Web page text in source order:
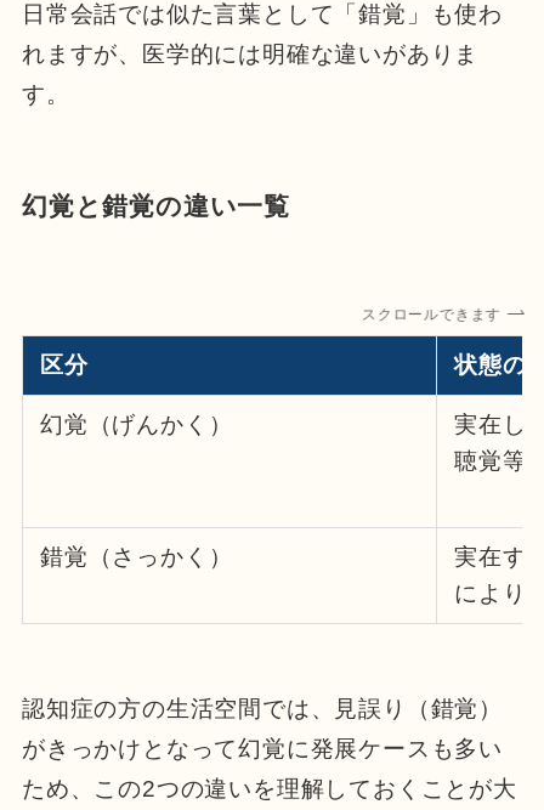
日常会話では似た言葉として「錯覚」も使わ
れますが、医学的には明確な違いがありま
す。
幻覚と錯覚の違い一覧
スクロールできます
区分 状態の
幻覚（げんかく）
実在し
聴覚等
錯覚（さっかく）
実在す
により
認知症の方の生活空間では、見誤り（錯覚）
がきっかけとなって幻覚に発展ケースも多い
ため、この2つの違いを理解しておくことが大